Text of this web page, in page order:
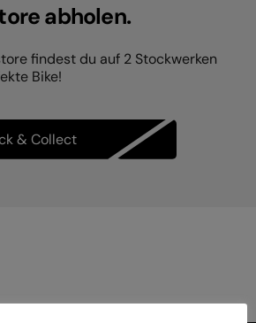
abholen.
findest du auf 2 Stockwerken
Bike!
& Collect